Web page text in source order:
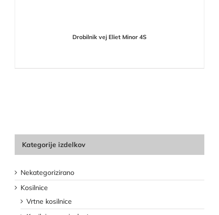
Drobilnik vej Eliet Minor 4S
Kategorije izdelkov
Nekategorizirano
Kosilnice
Vrtne kosilnice